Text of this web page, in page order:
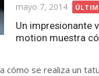
Publicada
el
mayo 7, 2014
Un impresionante
motion muestra
cómo se realiza un